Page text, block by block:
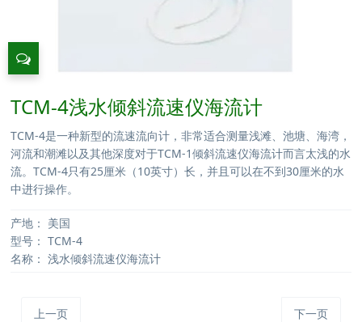
TCM-4浅水倾斜流速仪海流计
TCM-4是一种新型的流速流向计，非常适合测量浅滩、池塘、海湾，
河流和潮滩以及其他深度对于TCM-1倾斜流速仪海流计而言太浅的水
流。TCM-4只有25厘米（10英寸）长，并且可以在不到30厘米的水
中进行操作。
产地： 美国
型号： TCM-4
名称： 浅水倾斜流速仪海流计
上一页 下一页